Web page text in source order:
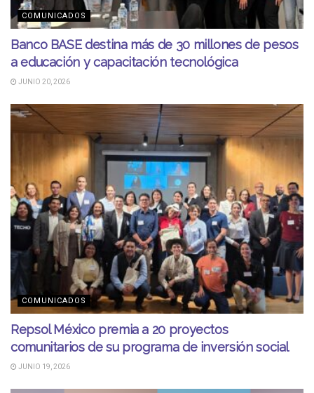
COMUNICADOS
Banco BASE destina más de 30 millones de pesos
a educación y capacitación tecnológica
JUNIO 20, 2026
COMUNICADOS
Repsol México premia a 20 proyectos
comunitarios de su programa de inversión social
JUNIO 19, 2026